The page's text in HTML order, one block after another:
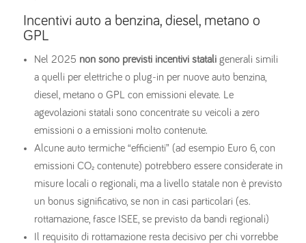
Incentivi auto a benzina, diesel, metano o
GPL
Nel 2025 non sono previsti incentivi statali generali simili
a quelli per elettriche o plug-in per nuove auto benzina,
diesel, metano o GPL con emissioni elevate. Le
agevolazioni statali sono concentrate su veicoli a zero
emissioni o a emissioni molto contenute.
Alcune auto termiche “efficienti” (ad esempio Euro 6, con
emissioni CO₂ contenute) potrebbero essere considerate in
misure locali o regionali, ma a livello statale non è previsto
un bonus significativo, se non in casi particolari (es.
rottamazione, fasce ISEE, se previsto da bandi regionali)
Il requisito di rottamazione resta decisivo per chi vorrebbe